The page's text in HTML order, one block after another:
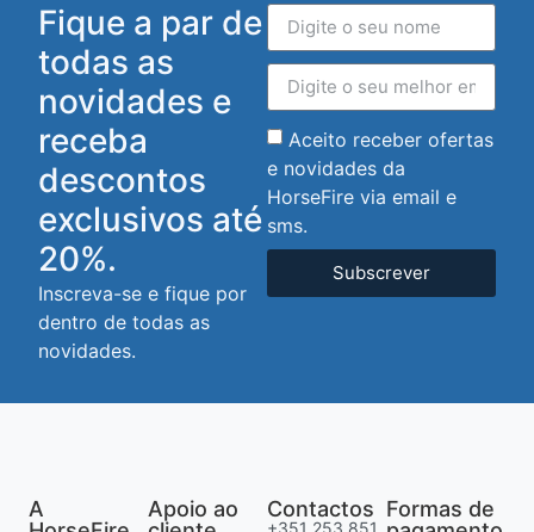
Fique a par de
todas as
novidades e
receba
descontos
exclusivos até
20%.
Inscreva-se e fique por
dentro de todas as
novidades.
Aceito receber ofertas
e novidades da
HorseFire via email e
sms.
Subscrever
A
Apoio ao
Contactos
+351 253 851
Formas de